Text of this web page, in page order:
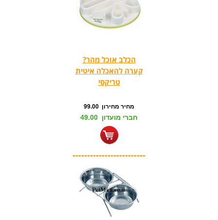
הכלב אוכל מהר?
קערה להאכלה איטית
טריקסי
מחיר מחירון 99.00
חברי מועדון 49.00
-------------------------